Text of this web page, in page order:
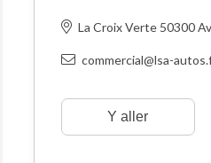
La Croix Verte 50300
commercial@lsa-
Y aller